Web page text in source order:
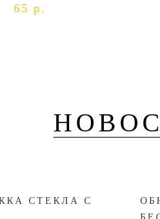
65 р.
СТЕКЛА С